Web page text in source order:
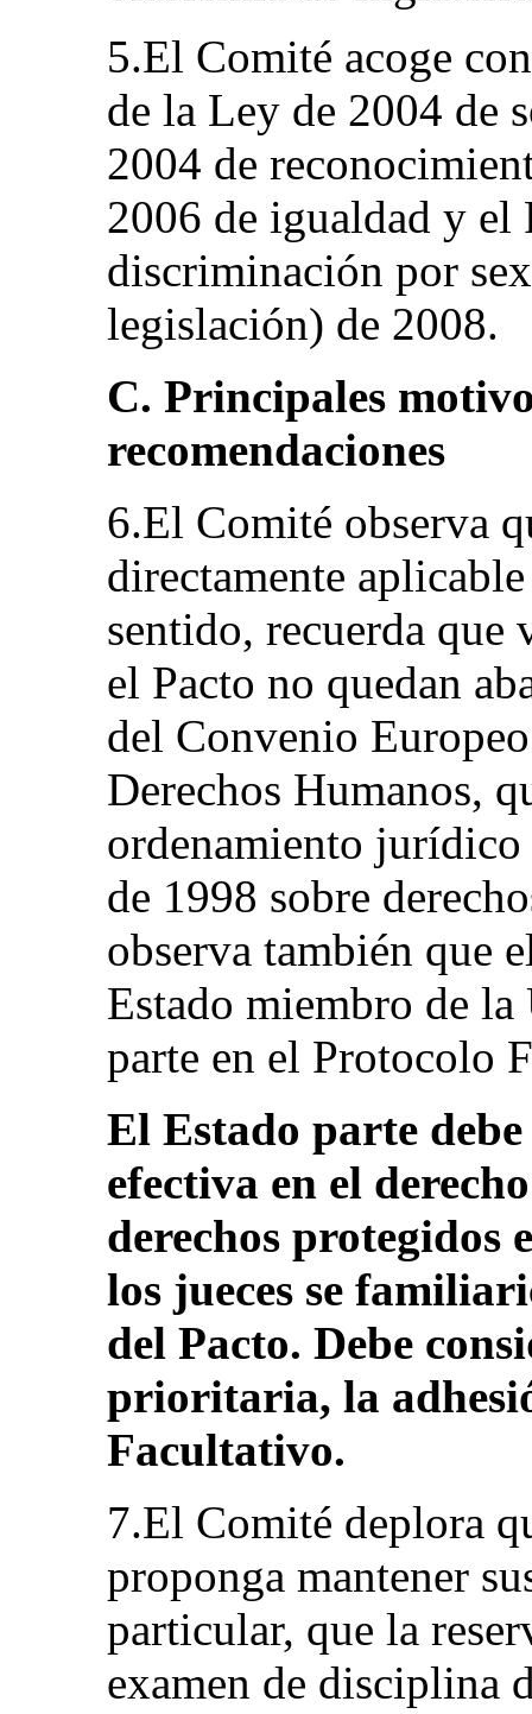
5.El Comité acoge
de la Ley de 2004 de
2004 de
2006 de igualdad y el
discriminación por
legislación) de 2008.
C. Principales
recomendaciones
6.El Comité observa
directamente
sentido, recuerda que
el Pacto no quedan
del Convenio
Derechos Humanos,
ordenamiento
de 1998 sobre
observa también que
Estado miembro de
parte en el Protocolo
El Estado parte
efectiva en el
derechos protegidos
los jueces se
del Pacto. Debe
prioritaria, la
Facultativo.
7.El Comité deplora
proponga mantener
particular, que la
examen de disciplina